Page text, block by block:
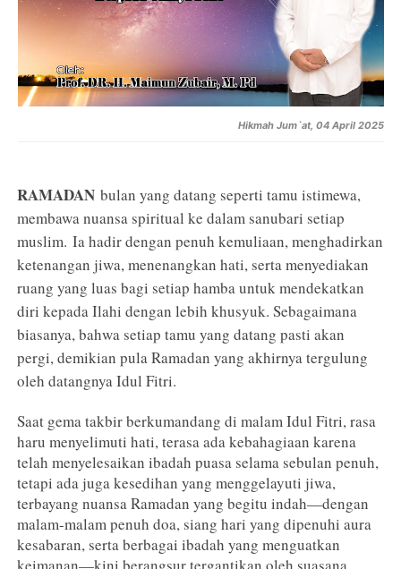
Hikmah Jum`at, 04 April 2025
RAMADAN bulan yang datang seperti tamu istimewa,
membawa nuansa spiritual ke dalam sanubari setiap
muslim.Ia hadir dengan penuh kemuliaan, menghadirkan
ketenangan jiwa, menenangkan hati, serta menyediakan
ruang yang luas bagi setiap hamba untuk mendekatkan
diri kepada Ilahi dengan lebih khusyuk. Sebagaimana
biasanya, bahwa setiap tamu yang datang pasti akan
pergi, demikian pula Ramadan yang akhirnya tergulung
oleh datangnya Idul Fitri.
Saat gema takbir berkumandang di malam Idul Fitri, rasa
haru menyelimuti hati, terasa ada kebahagiaan karena
telah menyelesaikan ibadah puasa selama sebulan penuh,
tetapi ada juga kesedihan yang menggelayuti jiwa,
terbayang nuansa Ramadan yang begitu indah—dengan
malam-malam penuh doa, siang hari yang dipenuhi aura
kesabaran, serta berbagai ibadah yang menguatkan